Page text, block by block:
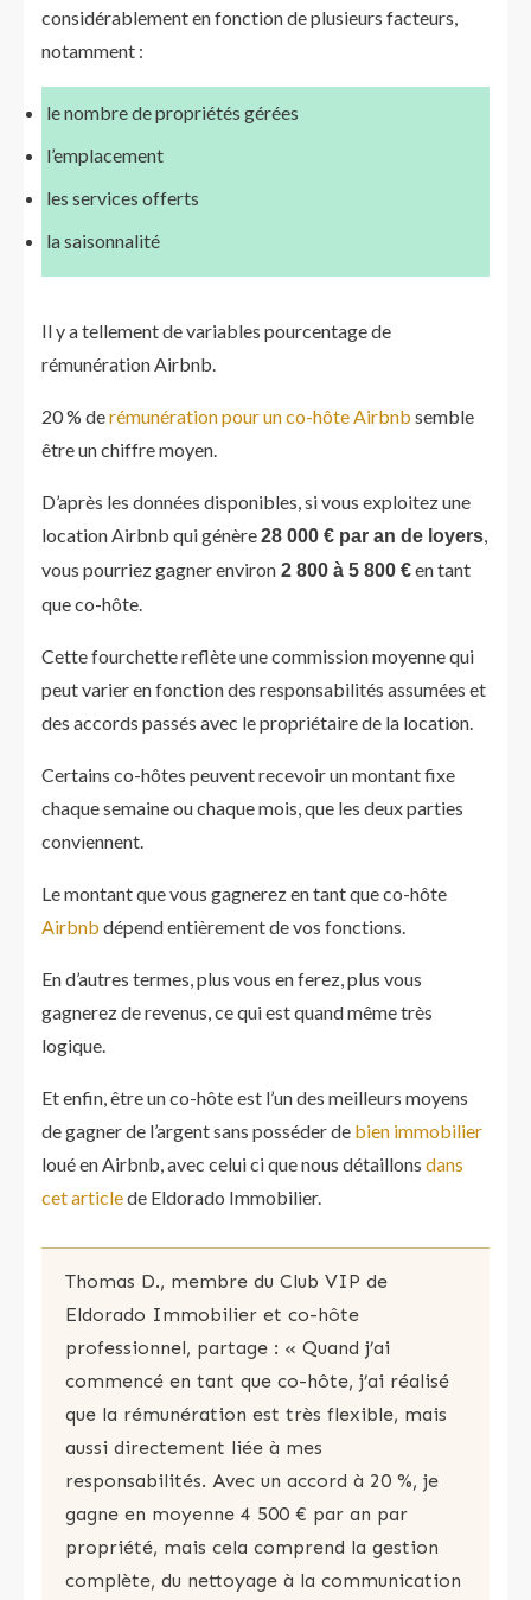
considérablement en fonction de plusieurs facteurs,
notamment :
le nombre de propriétés gérées
l’emplacement
les services offerts
la saisonnalité
Il y a tellement de variables pourcentage de
rémunération Airbnb.
20 % derémunération pour un co-hôte Airbnb semble
être un chiffre moyen.
D’après les données disponibles, si vous exploitez une
location Airbnb qui génère28 000 € par an de loyers,
vous pourriez gagner environ 2 800 à 5 800 €en tant
que co-hôte.
Cette fourchette reflète une commission moyenne qui
peut varier en fonction des responsabilités assumées et
des accords passés avec le propriétaire de la location.
Certains co-hôtes peuvent recevoir un montant fixe
chaque semaine ou chaque mois, que les deux parties
conviennent.
Le montant que vous gagnerez en tant que co-hôte
Airbnb dépend entièrement de vos fonctions.
En d’autres termes, plus vous en ferez, plus vous
gagnerez de revenus, ce qui est quand même très
logique.
Et enfin, être un co-hôte est l’un des meilleurs moyens
de gagner de l’argent sans posséder de bien immobilier
loué en Airbnb, avec celui ci que nous détaillons dans
cet articlede Eldorado Immobilier.
Thomas D., membre du Club VIP de
Eldorado Immobilier et co-hôte
professionnel, partage : « Quand j’ai
commencé en tant que co-hôte, j’ai réalisé
que la rémunération est très flexible, mais
aussi directement liée à mes
responsabilités. Avec un accord à 20 %, je
gagne en moyenne 4 500 € par an par
propriété, mais cela comprend la gestion
complète, du nettoyage à la communication